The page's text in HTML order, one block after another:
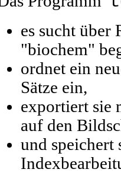
es sucht über
"biochem"
ordnet ein
Sätze ein,
exportiert sie
auf den
und speichert